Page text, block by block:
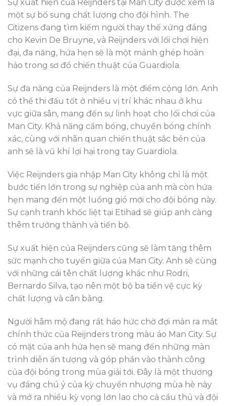
Sự xuất hiện của Reijnders tại Man City được xem là
một sự bổ sung chất lượng cho đội hình. The
Citizens đang tìm kiếm người thay thế xứng đáng
cho Kevin De Bruyne, và Reijnders với lối chơi hiện
đại, đa năng, hứa hẹn sẽ là một mảnh ghép hoàn
hảo trong sơ đồ chiến thuật của Guardiola.
Sự đa năng của Reijnders là một điểm cộng lớn. Anh
có thể thi đấu tốt ở nhiều vị trí khác nhau ở khu
vực giữa sân, mang đến sự linh hoạt cho lối chơi của
Man City. Khả năng cầm bóng, chuyền bóng chính
xác, cùng với nhãn quan chiến thuật sắc bén của
anh sẽ là vũ khí lợi hại trong tay Guardiola.
Việc Reijnders gia nhập Man City không chỉ là một
bước tiến lớn trong sự nghiệp của anh mà còn hứa
hẹn mang đến một luồng gió mới cho đội bóng này.
Sự cạnh tranh khốc liệt tại Etihad sẽ giúp anh càng
thêm trưởng thành và tiến bộ.
Sự xuất hiện của Reijnders cũng sẽ làm tăng thêm
sức mạnh cho tuyến giữa của Man City. Anh sẽ cùng
với những cái tên chất lượng khác như Rodri,
Bernardo Silva, tạo nên một bộ ba tiền vệ cực kỳ
chất lượng và cân bằng.
Người hâm mộ đang rất háo hức chờ đợi màn ra mắt
chính thức của Reijnders trong màu áo Man City. Sự
có mặt của anh hứa hẹn sẽ mang đến những màn
trình diễn ấn tượng và góp phần vào thành công
của đội bóng trong mùa giải tới. Đây là một thương
vụ đáng chú ý của kỳ chuyển nhượng mùa hè này
và mở ra nhiều kỳ vọng lớn lao cho cả cầu thủ và đội